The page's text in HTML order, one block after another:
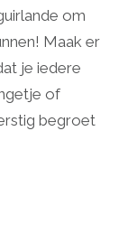
om
Maak er
je iedere
of
begroet